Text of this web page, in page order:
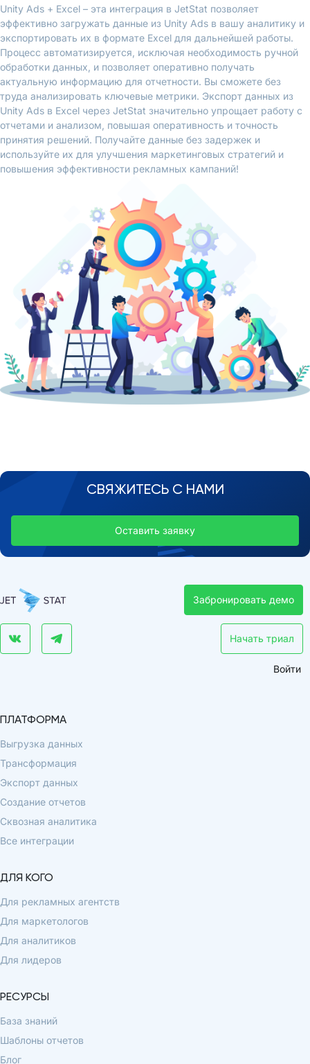
Unity Ads + Excel – эта интеграция в JetStat позволяет
эффективно загружать данные из Unity Ads в вашу аналитику и
экспортировать их в формате Excel для дальнейшей работы.
Процесс автоматизируется, исключая необходимость ручной
обработки данных, и позволяет оперативно получать
актуальную информацию для отчетности. Вы сможете без
труда анализировать ключевые метрики. Экспорт данных из
Unity Ads в Excel через JetStat значительно упрощает работу с
отчетами и анализом, повышая оперативность и точность
принятия решений. Получайте данные без задержек и
используйте их для улучшения маркетинговых стратегий и
повышения эффективности рекламных кампаний!
СВЯЖИТЕСЬ С НАМИ
Оставить заявку
Забронировать демо
Начать триал
Войти
ПЛАТФОРМА
Выгрузка данных
Трансформация
Экспорт данных
Создание отчетов
Сквозная аналитика
Все интеграции
ДЛЯ КОГО
Для рекламных агентств
Для маркетологов
Для аналитиков
Для лидеров
РЕСУРСЫ
База знаний
Шаблоны отчетов
Блог